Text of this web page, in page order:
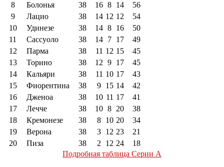
8
Болонья 38 16 8 14
56
9
Лацио 38 14 12 12
54
10
Удинезе 38 14 8 16
50
11
Сассуоло 38 14 7 17
49
12
Парма 38 11 12 15
45
13
Торино 38 12 9 17
45
14
Кальяри 38 11 10 17
43
15
Фиорентина 38 9 15 14
42
16
Дженоа 38 10 11 17
41
17
Лечче 38 10 8 20
38
18
Кремонезе 38 8 10 20
34
19
Верона 38 3 12 23
21
20
Пиза 38 2 12 24
18
Подробная таблица Серии А